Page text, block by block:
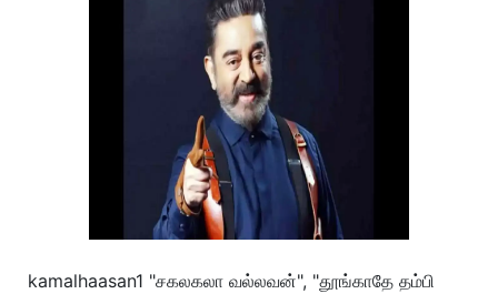
kamalhaasan1 "சகலகலா வல்லவன்", "தூங்காதே தம்பி